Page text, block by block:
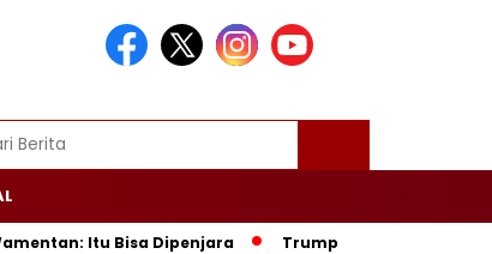
Itu Bisa Dipenjara Trump Ultimatum Iran: